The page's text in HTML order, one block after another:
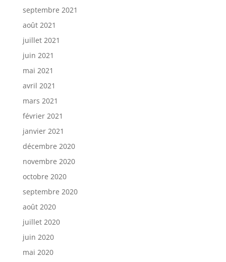
septembre 2021
août 2021
juillet 2021
juin 2021
mai 2021
avril 2021
mars 2021
février 2021
janvier 2021
décembre 2020
novembre 2020
octobre 2020
septembre 2020
août 2020
juillet 2020
juin 2020
mai 2020